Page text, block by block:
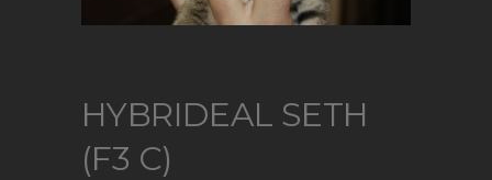
HYBRIDEAL SETH
(F3 C)